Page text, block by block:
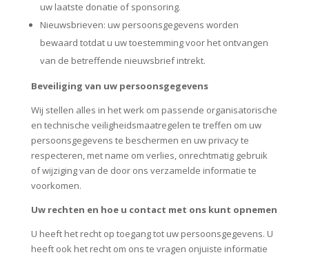
uw laatste donatie of sponsoring.
Nieuwsbrieven: uw persoonsgegevens worden
bewaard totdat u uw toestemming voor het ontvangen
van de betreffende nieuwsbrief intrekt.
Beveiliging van uw persoonsgegevens
Wij stellen alles in het werk om passende organisatorische
en technische veiligheidsmaatregelen te treffen om uw
persoonsgegevens te beschermen en uw privacy te
respecteren, met name om verlies, onrechtmatig gebruik
of wijziging van de door ons verzamelde informatie te
voorkomen.
Uw rechten en hoe u contact met ons kunt opnemen
U heeft het recht op toegang tot uw persoonsgegevens. U
heeft ook het recht om ons te vragen onjuiste informatie